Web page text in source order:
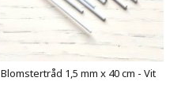
Blomstertråd 1,5 mm x 40 cm - Vit